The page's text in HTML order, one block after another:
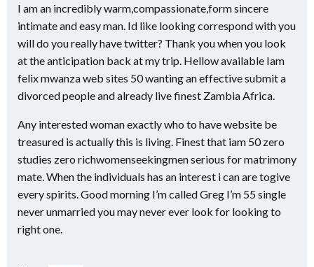
I am an incredibly warm,compassionate,form sincere
intimate and easy man. Id like looking correspond with you
will do you really have twitter? Thank you when you look
at the anticipation back at my trip. Hellow available Iam
felix mwanza web sites 50 wanting an effective submit a
divorced people and already live finest Zambia Africa.
Any interested woman exactly who to have website be
treasured is actually this is living. Finest that iam 50 zero
studies zero richwomenseekingmen serious for matrimony
mate. When the individuals has an interest i can are togive
every spirits. Good morning I’m called Greg I’m 55 single
never unmarried you may never ever look for looking to
right one.